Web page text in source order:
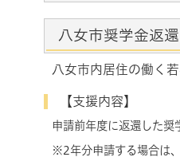
八女市奨学金返
八女市内居住の働く
【支援内容】
申請前年度に返還した奨
※2年分申請する場合は